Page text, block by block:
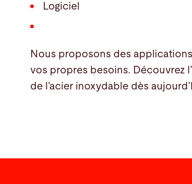
Logiciel
Nous proposons des
vos propres besoins. Découvrez
de l’acier inoxydable dès